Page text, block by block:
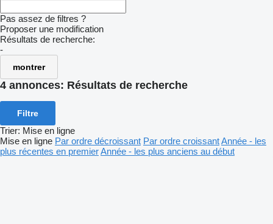
Pas assez de filtres ?
Proposer une modification
Résultats de recherche:
-
montrer
4 annonces: Résultats de recherche
Filtre
Trier: Mise en ligne
Mise en ligne Par ordre décroissant Par ordre croissantAnnée - les
plus récentes en premierAnnée - les plus anciens au début